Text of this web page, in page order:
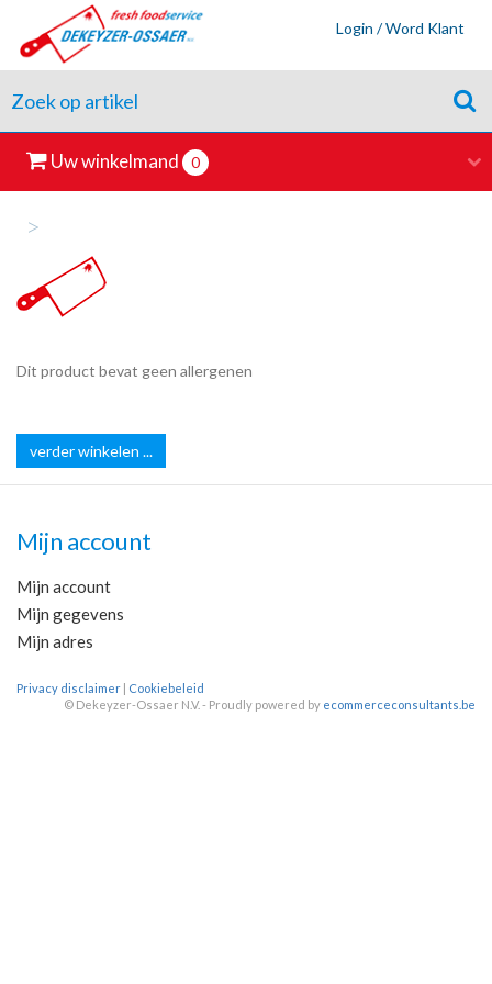
Login / Word Klant
Uw winkelmand 0
>
Dit product bevat geen allergenen
verder winkelen ...
Mijn account
Mijn account
Mijn gegevens
Mijn adres
Privacy disclaimer | Cookiebeleid
© Dekeyzer-Ossaer N.V. - Proudly powered by ecommerceconsultants.be